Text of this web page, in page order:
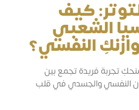
كيف
الشعبي
النفسي؟
تجربة فريدة تجمع بين
النفسي والجسدي في قلب